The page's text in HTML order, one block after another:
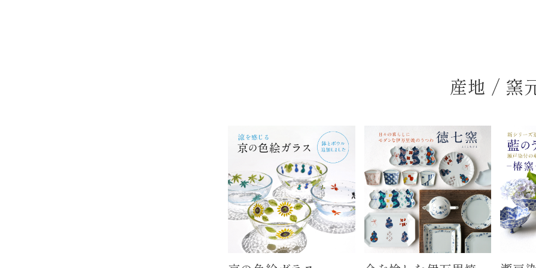
産地 / 窯